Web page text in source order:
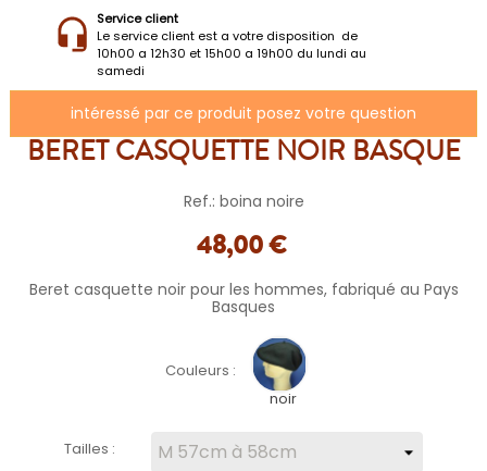
Service client
Le service client est a votre disposition de
10h00 a 12h30 et 15h00 a 19h00 du lundi au
samedi
intéressé par ce produit posez votre question
BERET CASQUETTE NOIR BASQUE
Ref.: boina noire
48,00 €
Beret casquette noir pour les hommes, fabriqué au Pays
Basques
Couleurs :
noir
Tailles :